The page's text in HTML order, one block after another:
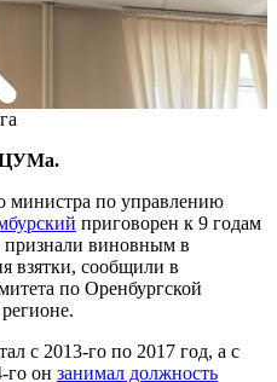
ЦУМа.
министра по управлению
приговорен к 9 годам
признали виновным в
взятки, сообщили в
по Оренбургской
с 2013-го по 2017 год, а с
го он занимал должность